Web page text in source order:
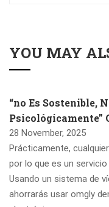
YOU MAY
“no Es Sostenible,
Psicológicamente”
28 November, 2025
Prácticamente,
por lo que es un
Usando un sistema de
ahorrarás usar omgly